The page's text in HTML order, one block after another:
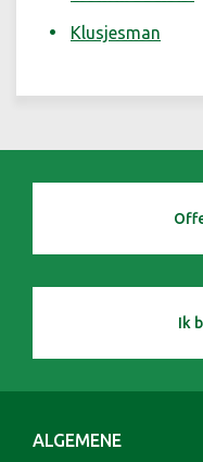
Klusjesman
Ik
ALGEMENE